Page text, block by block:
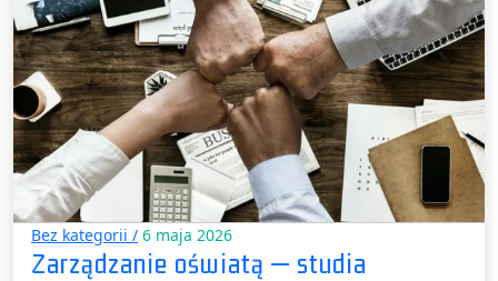
Bez kategorii / 6 maja 2026
Zarządzanie oświatą — studia